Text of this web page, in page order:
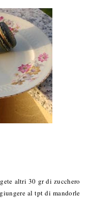
altri 30 gr di zucchero
al tpt di mandorle